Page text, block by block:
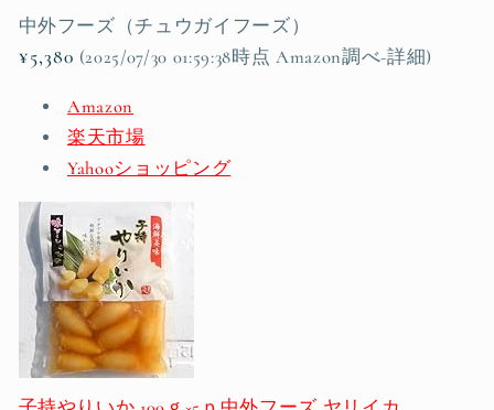
中外フーズ（チュウガイフーズ）
¥5,380 (2025/07/30 01:59:38時点 Amazon調べ-詳細)
Amazon
楽天市場
Yahooショッピング